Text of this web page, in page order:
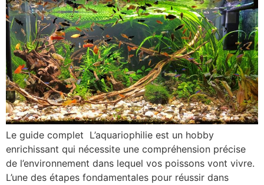
Le guide complet L’aquariophilie est un hobby
enrichissant qui nécessite une compréhension précise
de l’environnement dans lequel vos poissons vont vivre.
L’une des étapes fondamentales pour réussir dans